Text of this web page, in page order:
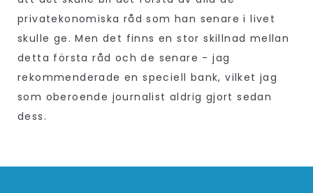
privatekonomiska råd som han senare i livet
skulle ge. Men det finns en stor skillnad mellan
detta första råd och de senare - jag
rekommenderade en speciell bank, vilket jag
som oberoende journalist aldrig gjort sedan
dess.